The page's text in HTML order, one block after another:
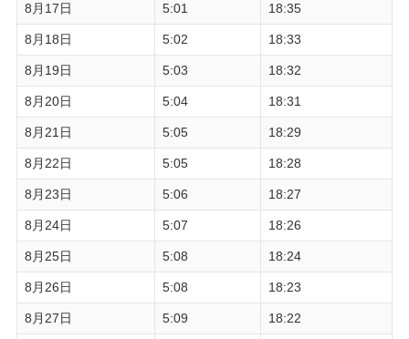
8月17日 5:01 18:35
8月18日 5:02 18:33
8月19日 5:03 18:32
8月20日 5:04 18:31
8月21日 5:05 18:29
8月22日 5:05 18:28
8月23日 5:06 18:27
8月24日 5:07 18:26
8月25日 5:08 18:24
8月26日 5:08 18:23
8月27日 5:09 18:22